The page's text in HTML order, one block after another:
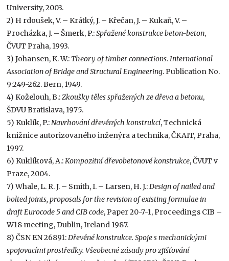
University, 2003.
2) H rdoušek, V. – Krátký, J. – Křečan, J. – Kukaň, V. –
Procházka, J. – Šmerk, P.:Spřažené konstrukce beton-beton,
ČVUT Praha, 1993.
3) Johansen, K. W.: Theory of timber connections. International
Association of Bridge and Structural Engineering. Publication No.
9:249-262. Bern, 1949.
4) Koželouh, B.:Zkoušky těles spřažených ze dřeva a betonu,
ŠDVU Bratislava, 1975.
5) Kuklík, P.:Navrhování dřevěných konstrukcí, Technická
knižnice autorizovaného inženýra a technika, ČKAIT, Praha,
1997.
6) Kuklíková, A.:Kompozitní dřevobetonové konstrukce, ČVUT v
Praze, 2004.
7) Whale, L. R. J. – Smith, I. – Larsen, H. J.:Design of nailed and
bolted joints, proposals for the revision of existing formulae in
draft Eurocode 5 and CIB code, Paper 20-7-1, Proceedings CIB –
W18 meeting, Dublin, Ireland 1987.
8) ČSN EN 26891:Dřevěné konstrukce. Spoje s mechanickými
spojovacími prostředky. Všeobecné zásady pro zjišťování